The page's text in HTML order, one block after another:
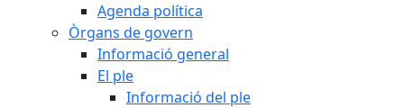
Agenda política
Òrgans de govern
Informació general
El ple
Informació del ple